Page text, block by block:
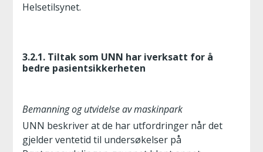
Helsetilsynet.
3.2.1. Tiltak som UNN har iverksatt for å
bedre pasientsikkerheten
Bemanning og utvidelse av maskinpark
UNN beskriver at de har utfordringer når det
gjelder ventetid til undersøkelser på